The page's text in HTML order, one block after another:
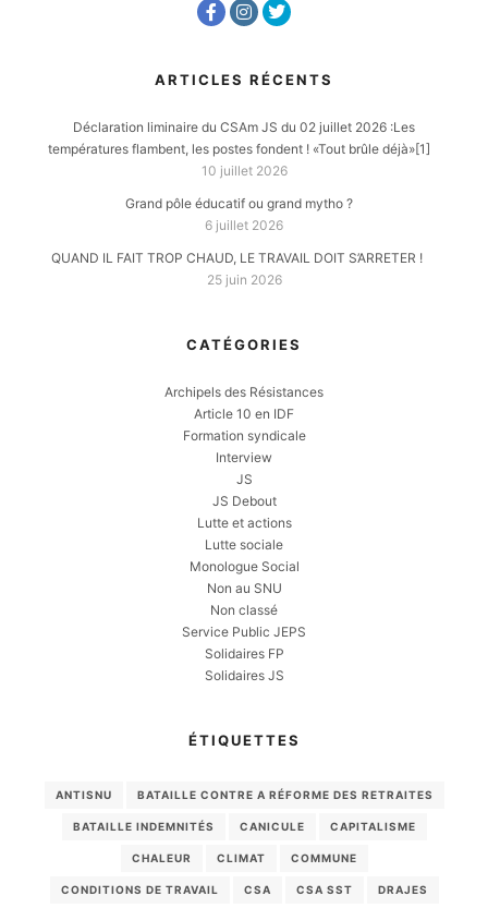
ARTICLES RÉCENTS
Déclaration liminaire du CSAm JS du 02 juillet 2026 :Les
températures flambent, les postes fondent ! «Tout brûle déjà»[1]
10 juillet 2026
Grand pôle éducatif ou grand mytho ?
6 juillet 2026
QUAND IL FAIT TROP CHAUD, LE TRAVAIL DOIT S’ARRETER !
25 juin 2026
CATÉGORIES
Archipels des Résistances
Article 10 en IDF
Formation syndicale
Interview
JS
JS Debout
Lutte et actions
Lutte sociale
Monologue Social
Non au SNU
Non classé
Service Public JEPS
Solidaires FP
Solidaires JS
ÉTIQUETTES
ANTISNU BATAILLE CONTRE A RÉFORME DES RETRAITES
BATAILLE INDEMNITÉS CANICULE CAPITALISME
CHALEUR CLIMAT COMMUNE
CONDITIONS DE TRAVAIL CSA CSA SST DRAJES